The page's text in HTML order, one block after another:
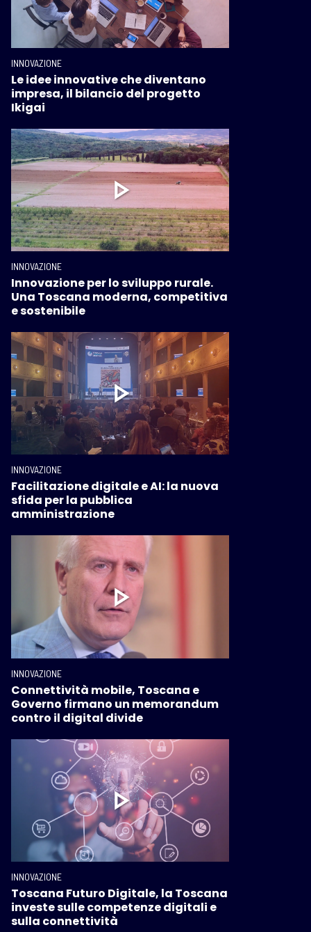
INNOVAZIONE
Le idee innovative che diventano
impresa, il bilancio del progetto
Ikigai
INNOVAZIONE
Innovazione per lo sviluppo rurale.
Una Toscana moderna, competitiva
e sostenibile
INNOVAZIONE
Facilitazione digitale e AI: la nuova
sfida per la pubblica
amministrazione
INNOVAZIONE
Connettività mobile, Toscana e
Governo firmano un memorandum
contro il digital divide
INNOVAZIONE
Toscana Futuro Digitale, la Toscana
investe sulle competenze digitali e
sulla connettività